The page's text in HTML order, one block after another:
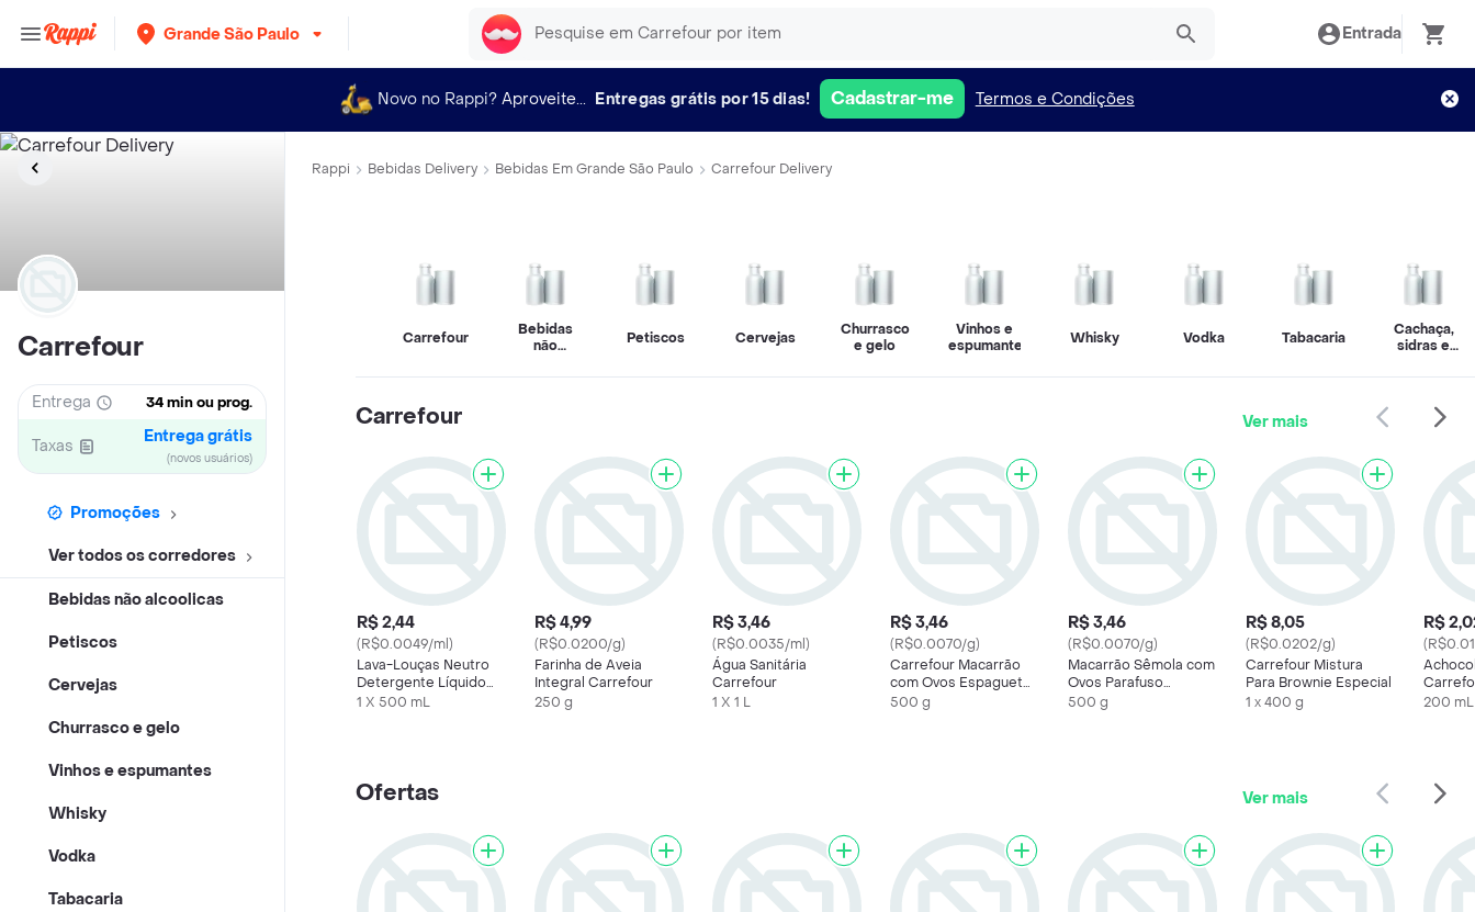
Grande São Paulo Entrada
Novo no Rappi? Aproveite... Entregas grátis por 15 dias! Cadastrar-me Termos e Condições
Carrefour
Entrega 34 min ou prog.
Taxas Entrega grátis
(novos usuários)
Promoções
Ver todos os corredores
Bebidas não alcoolicas
Petiscos
Cervejas
Churrasco e gelo
Vinhos e espumantes
Whisky
Vodka
Tabacaria
Rappi Bebidas Delivery Bebidas Em Grande São Paulo Carrefour Delivery
Carrefour
Bebidas
não
Petiscos Cervejas
Churrasco
e gelo
Vinhos e
espumantes
Whisky Vodka Tabacaria
Cachaça,
sidras e
Carrefour Ver mais
R$ 2,44
(R$0.0049/ml)
Lava-Louças Neutro
Detergente Líquido
Carrefour
1 X 500 mL
R$ 4,99
(R$0.0200/g)
Farinha de Aveia
Integral Carrefour
250 g
R$ 3,46
(R$0.0035/ml)
Água Sanitária
Carrefour
1 X 1 L
R$ 3,46
(R$0.0070/g)
Carrefour Macarrão
com Ovos Espaguete
No.8
500 g
R$ 3,46
(R$0.0070/g)
Macarrão Sêmola com
Ovos Parafuso
Carrefour
500 g
R$ 8,05
(R$0.0202/g)
Carrefour Mistura
Para Brownie Especial
1 x 400 g
R$
200 mL
Ofertas Ver mais